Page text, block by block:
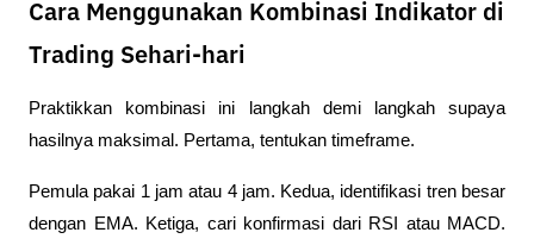
Cara Menggunakan Kombinasi Indikator di
Trading Sehari-hari
Praktikkan kombinasi ini langkah demi langkah supaya
hasilnya maksimal. Pertama, tentukan timeframe.
Pemula pakai 1 jam atau 4 jam. Kedua, identifikasi tren besar
dengan EMA. Ketiga, cari konfirmasi dari RSI atau MACD.